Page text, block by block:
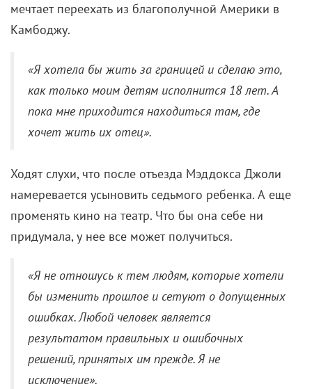
мечтает переехать из благополучной Америки в
Камбоджу.
«Я хотела бы жить за границей и сделаю это,
как только моим детям исполнится 18 лет. А
пока мне приходится находиться там, где
хочет жить их отец».
Ходят слухи, что после отъезда Мэддокса Джоли
намеревается усыновить седьмого ребенка. А еще
променять кино на театр. Что бы она себе ни
придумала, у нее все может получиться.
«Я не отношусь к тем людям, которые хотели
бы изменить прошлое и сетуют о допущенных
ошибках. Любой человек является
результатом правильных и ошибочных
решений, принятых им прежде. Я не
исключение».